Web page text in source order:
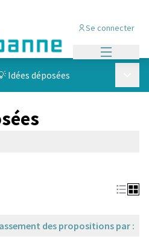
Se connecter
Idées déposées
des propositions par :